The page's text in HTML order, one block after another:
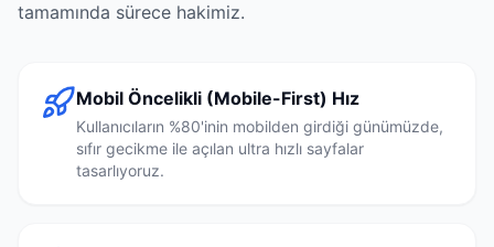
tamamında sürece hakimiz.
Mobil Öncelikli (Mobile-First) Hız
Kullanıcıların %80'inin mobilden girdiği günümüzde,
sıfır gecikme ile açılan ultra hızlı sayfalar
tasarlıyoruz.